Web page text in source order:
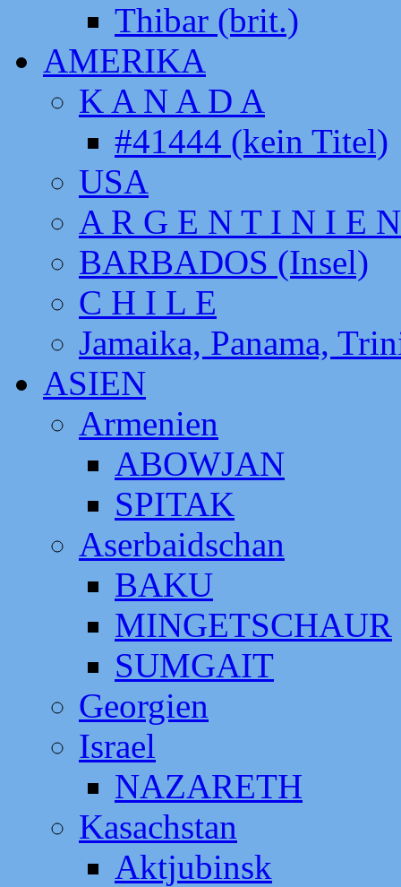
Thibar (brit.)
AMERIKA
K A N A D A
#41444 (kein Titel)
USA
A R G E N T I N I E N
BARBADOS (Insel)
C H I L E
Jamaika, Panama,
ASIEN
Armenien
ABOWJAN
SPITAK
Aserbaidschan
BAKU
MINGETSCHAUR
SUMGAIT
Georgien
Israel
NAZARETH
Kasachstan
Aktjubinsk